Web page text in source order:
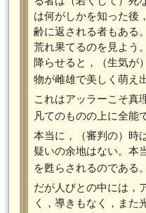
は何がしかを知った後
齢に返される者もある
荒れ果てるのを見よう
降らせると，（生気が
物が雌雄で美しく萌え
これはアッラーこそ真
凡てのものの上に全能
本当に，（審判の）時
疑いの余地はない。本
を甦らされるのである。
だが人びとの中には，
く，導きもなく，また